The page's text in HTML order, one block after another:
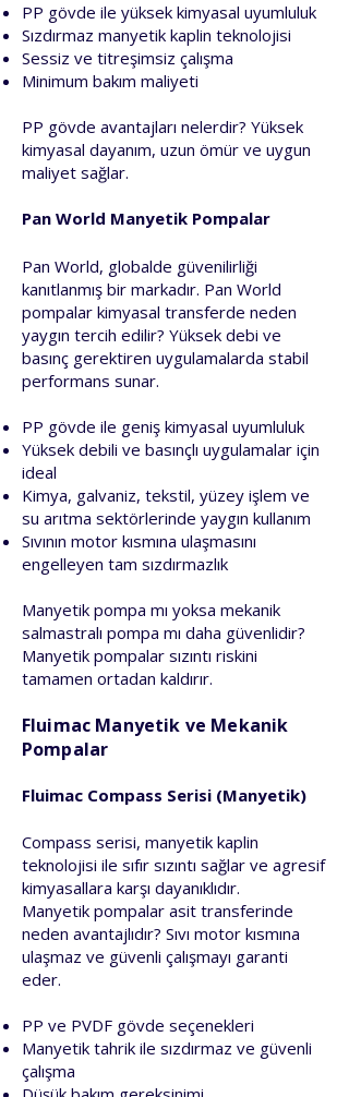
PP gövde ile yüksek kimyasal uyumluluk
Sızdırmaz manyetik kaplin teknolojisi
Sessiz ve titreşimsiz çalışma
Minimum bakım maliyeti
PP gövde avantajları nelerdir? Yüksek
kimyasal dayanım, uzun ömür ve uygun
maliyet sağlar.
Pan World Manyetik Pompalar
Pan World, globalde güvenilirliği
kanıtlanmış bir markadır. Pan World
pompalar kimyasal transferde neden
yaygın tercih edilir? Yüksek debi ve
basınç gerektiren uygulamalarda stabil
performans sunar.
PP gövde ile geniş kimyasal uyumluluk
Yüksek debili ve basınçlı uygulamalar için
ideal
Kimya, galvaniz, tekstil, yüzey işlem ve
su arıtma sektörlerinde yaygın kullanım
Sıvının motor kısmına ulaşmasını
engelleyen tam sızdırmazlık
Manyetik pompa mı yoksa mekanik
salmastralı pompa mı daha güvenlidir?
Manyetik pompalar sızıntı riskini
tamamen ortadan kaldırır.
Fluimac Manyetik ve Mekanik
Pompalar
Fluimac Compass Serisi (Manyetik)
Compass serisi, manyetik kaplin
teknolojisi ile sıfır sızıntı sağlar ve agresif
kimyasallara karşı dayanıklıdır.
Manyetik pompalar asit transferinde
neden avantajlıdır? Sıvı motor kısmına
ulaşmaz ve güvenli çalışmayı garanti
eder.
PP ve PVDF gövde seçenekleri
Manyetik tahrik ile sızdırmaz ve güvenli
çalışma